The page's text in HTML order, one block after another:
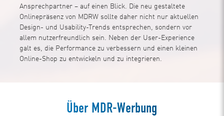
Ansprechpartner – auf einen Blick. Die neu gestaltete
Onlinepräsenz von MDRW sollte daher nicht nur aktuellen
Design- und Usability-Trends entsprechen, sondern vor
allem nutzerfreundlich sein. Neben der User-Experience
galt es, die Performance zu verbessern und einen kleinen
Online-Shop zu entwickeln und zu integrieren.
Über MDR-Werbung